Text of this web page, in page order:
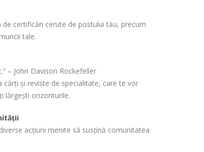
certificări cerute de postului tău, precum
tale.
– John Davison Rockefeller
și reviste de specialitate, care te vor
lărgești orizonturile.
acțiuni menite să susțină comunitatea